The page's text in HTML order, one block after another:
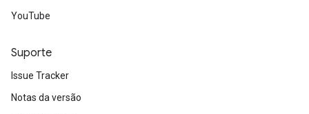
YouTube
Suporte
Issue Tracker
Notas da versão